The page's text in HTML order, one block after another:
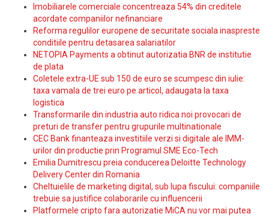
Imobiliarele comerciale concentreaza 54% din creditele
acordate companiilor nefinanciare
Reforma regulilor europene de securitate sociala inaspreste
conditiile pentru detasarea salariatilor
NETOPIA Payments a obtinut autorizatia BNR de institutie
de plata
Coletele extra-UE sub 150 de euro se scumpesc din iulie:
taxa vamala de trei euro pe articol, adaugata la taxa
logistica
Transformarile din industria auto ridica noi provocari de
preturi de transfer pentru grupurile multinationale
CEC Bank finanteaza investitiile verzi si digitale ale IMM-
urilor din productie prin Programul SME Eco-Tech
Emilia Dumitrescu preia conducerea Deloitte Technology
Delivery Center din Romania
Cheltuielile de marketing digital, sub lupa fiscului: companiile
trebuie sa justifice colaborarile cu influencerii
Platformele cripto fara autorizatie MiCA nu vor mai putea